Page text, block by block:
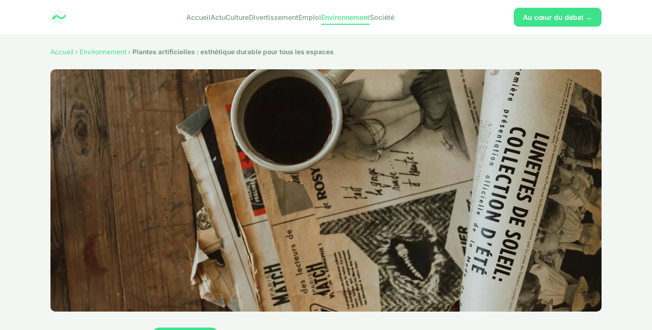
AccueilActuCultureDivertissementEmploiEnvironnementSociété Au cœur du débat →
Accueil › Environnement › Plantes artificielles : esthétique durable pour tous les espaces